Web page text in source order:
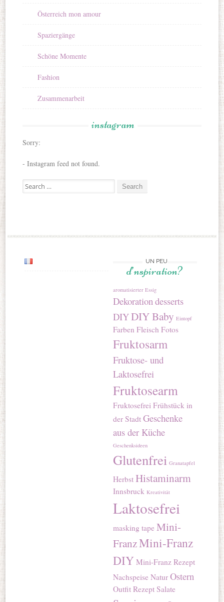
Österreich mon amour
Spaziergänge
Schöne Momente
Fashion
Zusammenarbeit
instagram
Sorry:
- Instagram feed not found.
Search for:
UN PEU
d’nspiration?
aromatisierter Essig
Dekoration desserts
DIYDIY Baby Eintopf
Farben Fleisch Fotos
Fruktosarm
Fruktose- und
Laktosefrei
Fruktosearm
Fruktosefrei Frühstück in
der Stadt Geschenke
aus der Küche
Geschenksideen
Glutenfrei Granatapfel
Herbst Histaminarm
Innsbruck Kreativität
Laktosefrei
masking tape Mini-
FranzMini-Franz
DIY Mini-Franz Rezept
Nachspeise Natur Ostern
Outfit Rezept Salate